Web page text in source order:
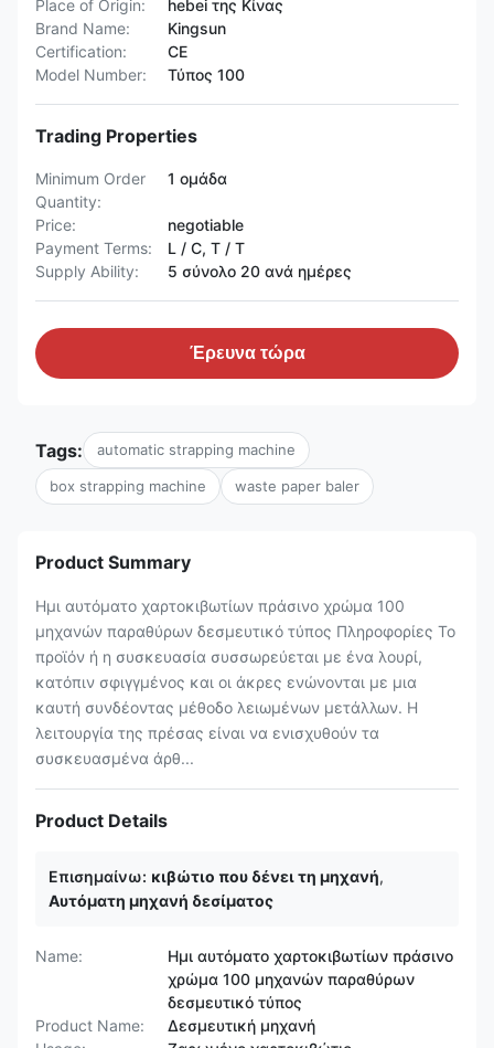
Place of Origin:
hebei της Κίνας
Brand Name:
Kingsun
Certification:
CE
Model Number:
Τύπος 100
Trading Properties
Minimum Order
Quantity:
1 ομάδα
Price:
negotiable
Payment Terms:
L / C, T / T
Supply Ability:
5 σύνολο 20 ανά ημέρες
Έρευνα τώρα
Tags: automatic strapping machine
box strapping machine waste paper baler
Product Summary
Ημι αυτόματο χαρτοκιβωτίων πράσινο χρώμα 100
μηχανών παραθύρων δεσμευτικό τύπος Πληροφορίες Το
προϊόν ή η συσκευασία συσσωρεύεται με ένα λουρί,
κατόπιν σφιγγμένος και οι άκρες ενώνονται με μια
καυτή συνδέοντας μέθοδο λειωμένων μετάλλων. Η
λειτουργία της πρέσας είναι να ενισχυθούν τα
συσκευασμένα άρθ...
Product Details
Επισημαίνω: κιβώτιο που δένει τη μηχανή,
Αυτόματη μηχανή δεσίματος
Name:
Ημι αυτόματο χαρτοκιβωτίων πράσινο
χρώμα 100 μηχανών παραθύρων
δεσμευτικό τύπος
Product Name:
Δεσμευτική μηχανή